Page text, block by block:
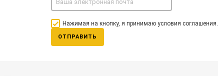
Нажимая на кнопку, я принимаю условия соглашения.
ОТПРАВИТЬ